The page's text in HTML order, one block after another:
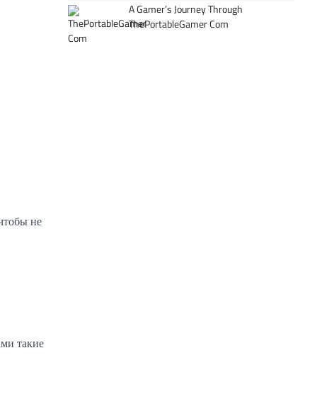
не
такие
A Gamer’s Journey Through
ThePortableGamer Com